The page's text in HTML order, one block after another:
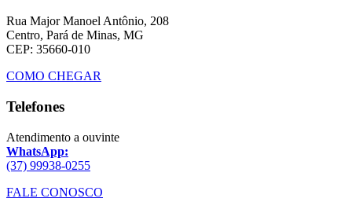
Rua Major Manoel Antônio, 208
Centro, Pará de Minas, MG
CEP: 35660-010
COMO CHEGAR
Telefones
Atendimento a ouvinte
WhatsApp:
(37) 99938-0255
FALE CONOSCO